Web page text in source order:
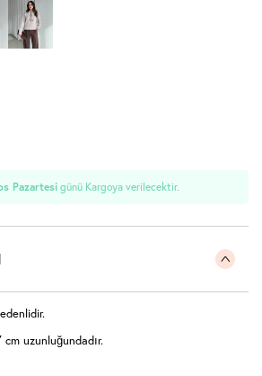
Pazartesi günü Kargoya verilecektir.
uzunluğundadır.